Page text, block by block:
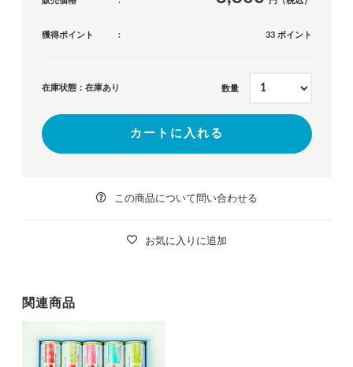
獲得ポイント 33 ポイント
在庫状態：在庫あり 数量
カートに入れる
この商品について問い合わせる
お気に入りに追加
関連商品